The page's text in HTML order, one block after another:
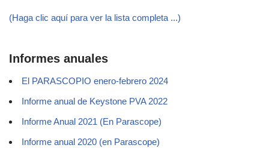
(Haga clic aquí para ver la lista completa ...)
Informes anuales
El PARASCOPIO enero-febrero 2024
Informe anual de Keystone PVA 2022
Informe Anual 2021 (En Parascope)
Informe anual 2020 (en Parascope)